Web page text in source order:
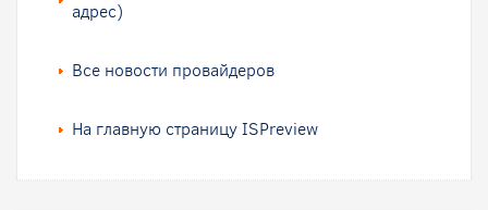
адрес)
Все новости провайдеров
На главную страницу ISPreview